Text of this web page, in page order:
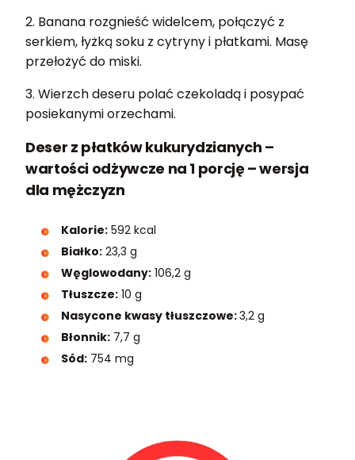
2. Banana rozgnieść widelcem, połączyć z
serkiem, łyżką soku z cytryny i płatkami. Masę
przełożyć do miski.
3. Wierzch deseru polać czekoladą i posypać
posiekanymi orzechami.
Deser z płatków kukurydzianych –
wartości odżywcze na 1 porcję – wersja
dla mężczyzn
Kalorie: 592 kcal
Białko: 23,3 g
Węglowodany: 106,2 g
Tłuszcze: 10 g
Nasycone kwasy tłuszczowe:3,2 g
Błonnik: 7,7 g
Sód: 754 mg